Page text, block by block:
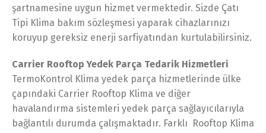
şartnamesine uygun hizmet vermektedir. Sizde Çatı
Tipi Klima bakım sözleşmesi yaparak cihazlarınızı
koruyup gereksiz enerji sarfiyatından kurtulabilirsiniz.
Carrier Rooftop Yedek Parça Tedarik Hizmetleri
TermoKontrol Klima yedek parça hizmetlerinde ülke
çapındaki Carrier Rooftop Klima ve diğer
havalandırma sistemleri yedek parça sağlayıcılarıyla
bağlantılı durumda çalışmaktadır. Farklı Rooftop Klima